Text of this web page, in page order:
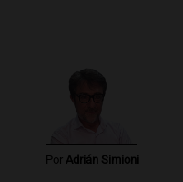
Por Adrián Simioni